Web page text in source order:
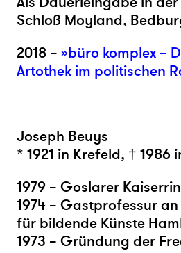
Schloß Moyland,
2018 – »büro komplex –
Artothek im politischen
Joseph Beuys
* 1921 in Krefeld, † 1986
1979 – Goslarer
1974 – Gastprofessur
für bildende Künste
1973 – Gründung der